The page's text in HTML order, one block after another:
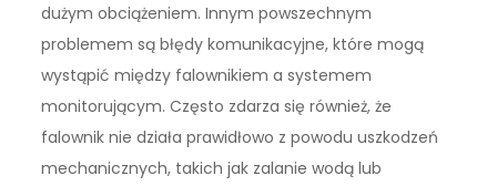
dużym obciążeniem. Innym powszechnym
problemem są błędy komunikacyjne, które mogą
wystąpić między falownikiem a systemem
monitorującym. Często zdarza się również, że
falownik nie działa prawidłowo z powodu uszkodzeń
mechanicznych, takich jak zalanie wodą lub